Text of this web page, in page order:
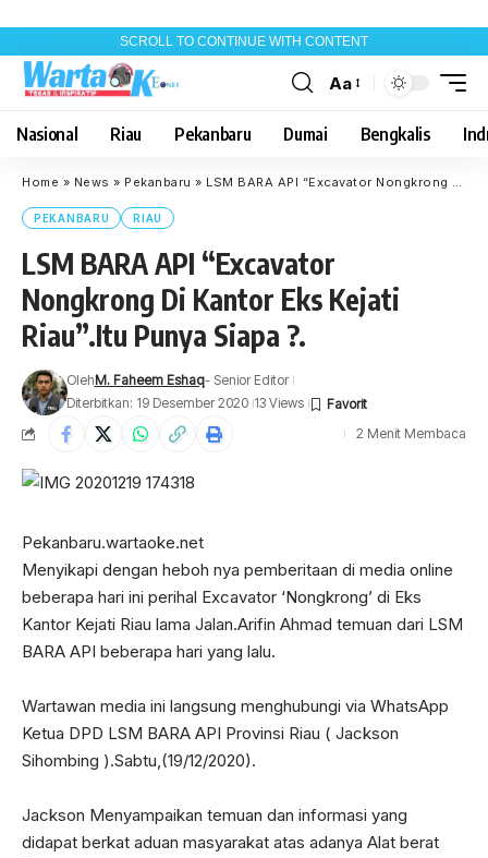
SCROLL TO CONTINUE WITH CONTENT
Font
Aa
Nasional Riau Pekanbaru Dumai Bengkalis
Home » News » Pekanbaru » LSM BARA API “Excavator Nongkrong Di Kantor Eks Kejati Riau”.Itu Punya Siapa ?.
PEKANBARU RIAU
LSM BARA API “Excavator
Nongkrong Di Kantor Eks Kejati
Riau”.Itu Punya Siapa ?.
OlehM. Faheem Eshaq- Senior Editor
Diterbitkan: 19 Desember 2020 13 Views
2 Menit Membaca
Pekanbaru.wartaoke.net
Menyikapi dengan heboh nya pemberitaan di media online
beberapa hari ini perihal Excavator ‘Nongkrong’ di Eks
Kantor Kejati Riau lama Jalan.Arifin Ahmad temuan dari LSM
BARA API beberapa hari yang lalu.
Wartawan media ini langsung menghubungi via WhatsApp
Ketua DPD LSM BARA API Provinsi Riau ( Jackson
Sihombing ).Sabtu,(19/12/2020).
Jackson Menyampaikan temuan dan informasi yang
didapat berkat aduan masyarakat atas adanya Alat berat